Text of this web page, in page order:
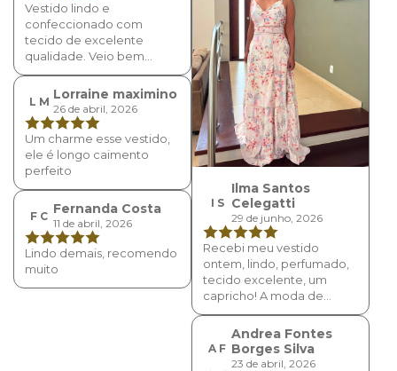
Vestido lindo e
confeccionado com
tecido de excelente
qualidade. Veio bem
embalado e perfumado.
Atendentes da loja muito
atenciosas. A moda
mineira é diferenciada.
Super recomendo.
L M Lorraine maximino
26 de abril, 2026
Um charme esse vestido,
ele é longo caimento
perfeito
F C Fernanda Costa
11 de abril, 2026
Lindo demais, recomendo
muito
I S
Ilma Santos
Celegatti
29 de junho, 2026
Recebi meu vestido
ontem, lindo, perfumado,
tecido excelente, um
capricho! A moda de
Minas é demais. Comprei
M, tenho 55 kilos e 1,52 de
altura, só terei que fazer a
barra.
A F
Andrea Fontes
Borges Silva
23 de abril, 2026